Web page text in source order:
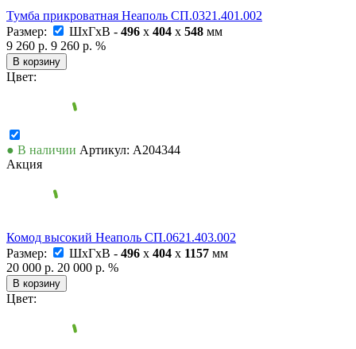
Тумба прикроватная Неаполь СП.0321.401.002
Размер:
ШxГxВ - 496 x 404 x 548 мм
9 260 р. 9 260 р. %
В корзину
Цвет:
● В наличии Артикул: А204344
Акция
Комод высокий Неаполь СП.0621.403.002
Размер:
ШxГxВ - 496 x 404 x 1157 мм
20 000 р. 20 000 р. %
В корзину
Цвет: